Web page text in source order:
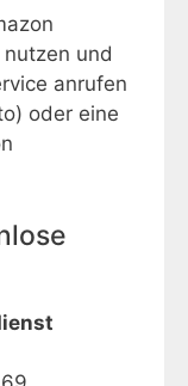
und
anrufen
oder eine